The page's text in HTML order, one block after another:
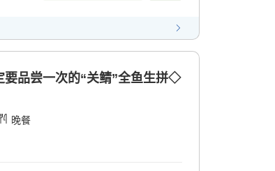
要品尝一次的“关鲭”全鱼生拼◇
晚餐